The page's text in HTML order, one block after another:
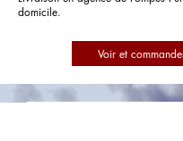
domicile.
Voir et